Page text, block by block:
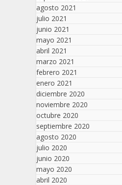
agosto 2021
julio 2021
junio 2021
mayo 2021
abril 2021
marzo 2021
febrero 2021
enero 2021
diciembre 2020
noviembre 2020
octubre 2020
septiembre 2020
agosto 2020
julio 2020
junio 2020
mayo 2020
abril 2020